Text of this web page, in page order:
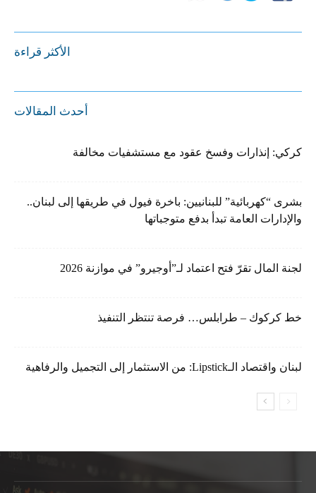
الأكثر قراءة
أحدث المقالات
كركي: إنذارات وفسخ عقود مع مستشفيات مخالفة
بشرى “كهربائية” للبنانيين: باخرة فيول في طريقها إلى لبنان..
والإدارات العامة تبدأ بدفع متوجباتها
لجنة المال تقرّ فتح اعتماد لـ”أوجيرو” في موازنة 2026
خط كركوك – طرابلس… فرصة تنتظر التنفيذ
لبنان واقتصاد الـLipstick: من الاستثمار إلى التجميل والرفاهية